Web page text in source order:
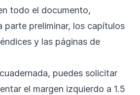
todo el documento,
parte preliminar, los capítulos
y las páginas de
puedes solicitar
el margen izquierdo a 1.5